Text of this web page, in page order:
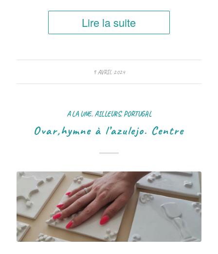
Lire la suite
9 AVRIL 2024
A LA UNE, AILLEURS, PORTUGAL
Ovar,hymne à l’azulejo. Centre